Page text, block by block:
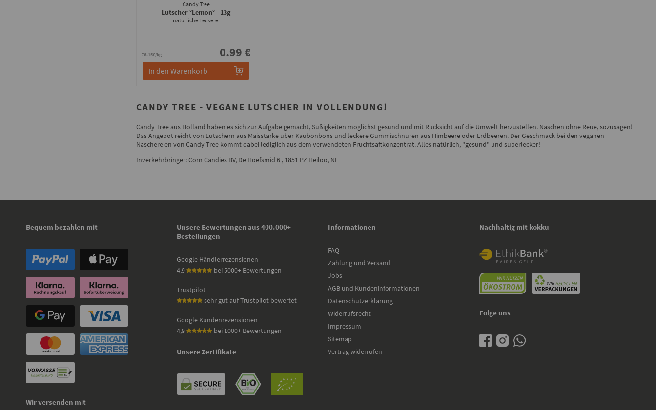
Candy Tree
Lutscher °Lemon°- 13g
natürliche Leckerei
76.15€/kg 0.99 €
In den Warenkorb
CANDY TREE - VEGANE LUTSCHER IN VOLLENDUNG!
Candy Tree aus Holland haben es sich zur Aufgabe gemacht, Süßigkeiten möglichst gesund und mit Rücksicht auf die Umwelt herzustellen. Naschen ohne Reue, sozusagen!
Das Angebot reicht von Lutschern aus Maisstärke über Kaubonbons und leckere Gummischnüren aus Himbeere oder Erdbeeren. Der Geschmack bei den veganen
Naschereien von Candy Tree kommt dabei lediglich aus dem verwendeten Fruchtsaftkonzentrat. Alles natürlich, "gesund" und superlecker!
Inverkehrbringer: Corn Candies BV, De Hoefsmid 6 , 1851 PZ Heiloo, NL
Bequem bezahlen mit
Wir versenden mit
Unsere Bewertungen aus 400.000+
Bestellungen
Google Händlerrezensionen
4,9
bei 5000+ Bewertungen
Trustpilot
sehr gut auf Trustpilot bewertet
Google Kundenrezensionen
4,9
bei 1000+ Bewertungen
Unsere Zertifikate
Informationen
FAQ
Zahlung und Versand
Jobs
AGB und Kundeninformationen
Datenschutzerklärung
Widerrufsrecht
Impressum
Sitemap
Vertrag widerrufen
Nachhaltig mit kokku
Folge uns